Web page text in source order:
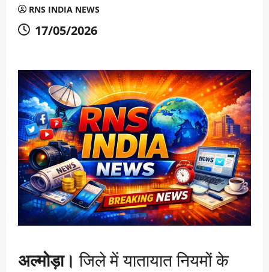
RNS INDIA NEWS
17/05/2026
अल्मोड़ा। जिले में यातायात नियमों के